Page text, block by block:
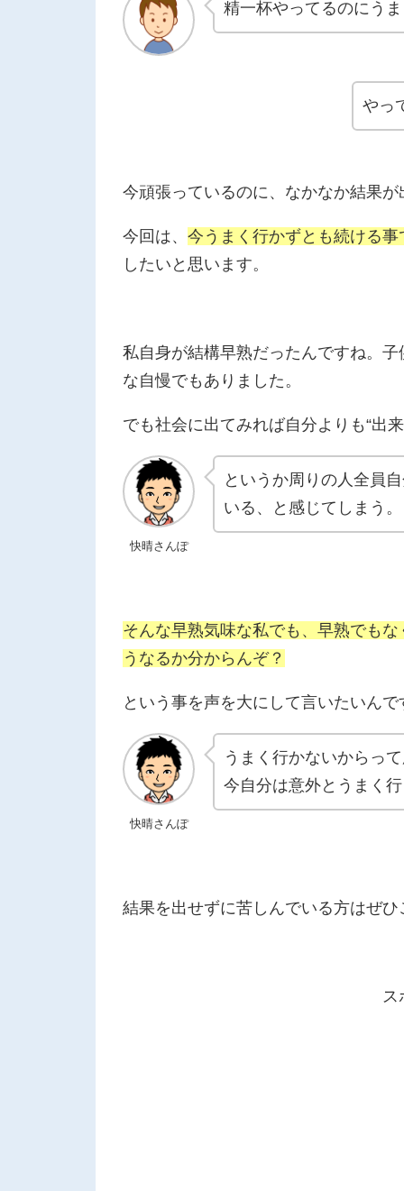
精一杯やってるのにう
やっ
今頑張っているのに、なかなか結果
今回は、 今うまく行かずとも続ける
したいと思います。
私自身が結構早熟だったんですね。
な自慢でもありました。
でも社会に出てみれば自分よりも“出
快晴さんぽ
というか周りの人全員
いる、と感じてしまう。
そんな早熟気味な私でも、早熟でも
うなるか分からんぞ？
という事を声を大にして言いたいんで
快晴さんぽ
うまく行かないからっ
今自分は意外とうまく
結果を出せずに苦しんでいる方はぜ
ス